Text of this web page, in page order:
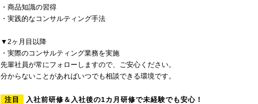
・商品知識の習得
・実践的なコンサルティング手法
▼2ヶ月目以降
・実際のコンサルティング業務を実施
先輩社員が常にフォローしますので、ご安心ください。
分からないことがあればいつでも相談できる環境です。
注目
入社前研修＆入社後の1カ月研修で未経験でも安心！